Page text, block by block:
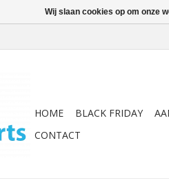
HOME BLACK FRIDAY
CONTACT
Wij slaan cookies op om onze